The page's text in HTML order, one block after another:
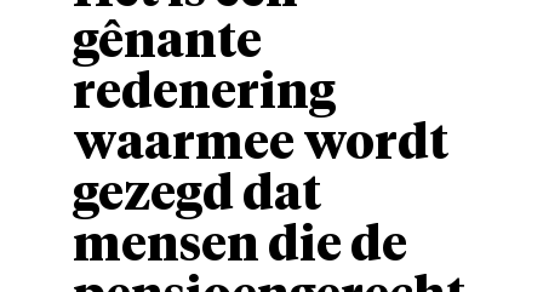
gênante
redenering
waarmee wordt
gezegd dat
mensen die de